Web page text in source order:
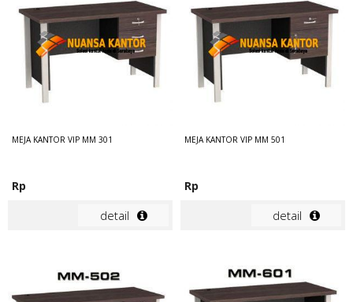
MEJA KANTOR VIP MM 301
Rp
detail
MEJA KANTOR VIP MM 501
Rp
detail